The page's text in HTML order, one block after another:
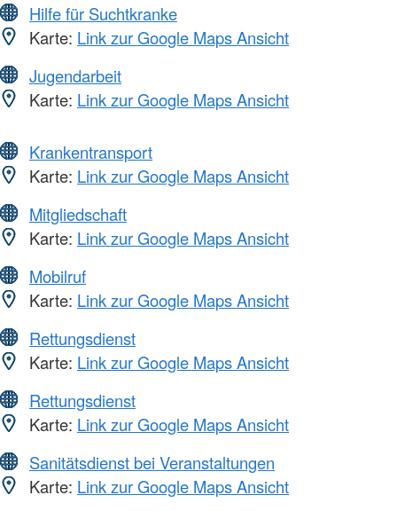
Hilfe für Suchtkranke
Karte: Link zur Google Maps Ansicht
Jugendarbeit
Karte: Link zur Google Maps Ansicht
Krankentransport
Karte: Link zur Google Maps Ansicht
Mitgliedschaft
Karte: Link zur Google Maps Ansicht
Mobilruf
Karte: Link zur Google Maps Ansicht
Rettungsdienst
Karte: Link zur Google Maps Ansicht
Rettungsdienst
Karte: Link zur Google Maps Ansicht
Sanitätsdienst bei Veranstaltungen
Karte: Link zur Google Maps Ansicht